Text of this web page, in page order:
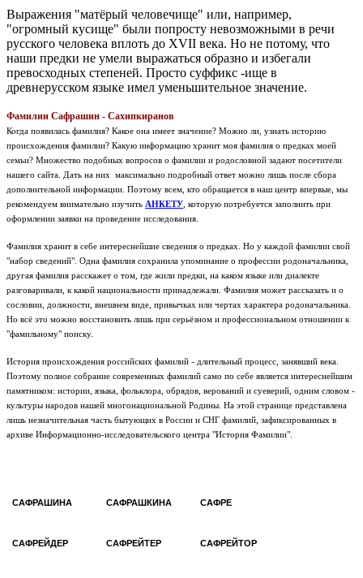
Выражения "матёрый человечище" или, например,
"огромный кусище" были попросту невозможными в речи
русского человека вплоть до XVII века. Но не потому, что
наши предки не умели выражаться образно и избегали
превосходных степеней. Просто суффикс -ище в
древнерусском языке имел уменьшительное значение.
Фамилии Сафрашин - Сахипкиранов
Когда появилась фамилия? Какое она имеет значение? Можно ли, узнать историю
происхождения фамилии? Какую информацию хранит моя фамилия о предках моей
семьи? Множество подобных вопросов о фамилии и родословной задают посетители
нашего сайта. Дать на них максимально подробный ответ можно лишь после сбора
дополнительной информации. Поэтому всем, кто обращается в наш центр впервые, мы
рекомендуем внимательно изучить АНКЕТУ , которую потребуется заполнить при
оформлении заявки на проведение исследования.
Фамилия хранит в себе интереснейшие сведения о предках. Но у каждой фамилии свой
"набор сведений". Одна фамилия сохранила упоминание о профессии родоначальника,
другая фамилия расскажет о том, где жили предки, на каком языке или диалекте
разговаривали, к какой национальности принадлежали. Фамилия может рассказать и о
сословии, должности, внешнем виде, привычках или чертах характера родоначальника.
Но всё это можно восстановить лишь при серьёзном и профессиональном отношении к
"фамильному" поиску.
История происхождения российских фамилий - длительный процесс, занявший века.
Поэтому полное собрание современных фамилий само по себе является интереснейшим
памятником: истории, языка, фольклора, обрядов, верований и суеверий, одним словом -
культуры народов нашей многонациональной Родины. На этой странице представлена
лишь незначительная часть бытующих в России и СНГ фамилий, зафиксированных в
архиве Информационно-исследовательского центра "История Фамилии".
САФРАШИНА САФРАШКИНА САФРЕ
САФРЕЙДЕР САФРЕЙТЕР САФРЕЙТОР